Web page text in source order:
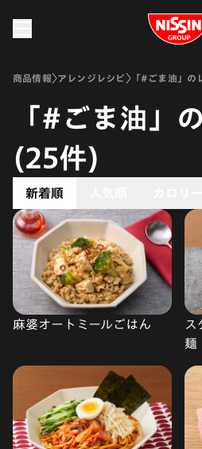
Nissin
商品情報 アレンジレシピ 「#ごま油」の
「#ごま油」
(25件)
新着順
麻婆オートミールごはん
ス
麺